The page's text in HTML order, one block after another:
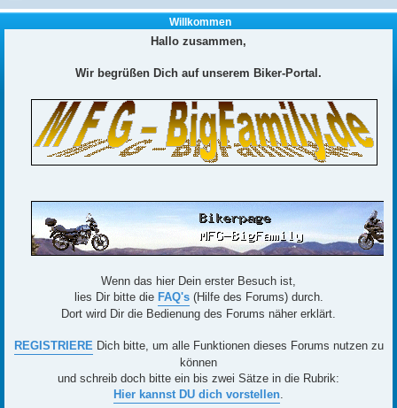
u
Willkommen
Hallo zusammen,
Wir begrüßen Dich auf unserem Biker-Portal.
Wenn das hier Dein erster Besuch ist,
lies Dir bitte die FAQ's(Hilfe des Forums) durch.
Dort wird Dir die Bedienung des Forums näher erklärt.
REGISTRIEREDich bitte, um alle Funktionen dieses Forums nutzen zu
können
und schreib doch bitte ein bis zwei Sätze in die Rubrik:
Hier kannst DU dich vorstellen.